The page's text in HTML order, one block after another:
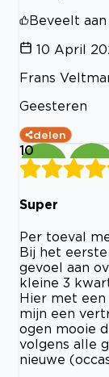
Beveelt aan
10 April
Frans
Geesteren
delen
10
Super
Per toeval
Bij het
gevoel aan
kleine 3
Hier met
mijn een
ogen mooie
volgens alle
nieuwe